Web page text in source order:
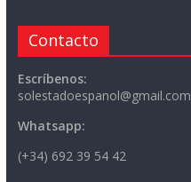
Contacto
Escríbenos:
solestadoespanol@gmail.com
Whatsapp:
(+34) 692 39 54 42